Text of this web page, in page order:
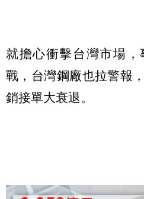
就擔心衝擊台灣市場
戰，台灣鋼廠也拉警報
銷接單大衰退。